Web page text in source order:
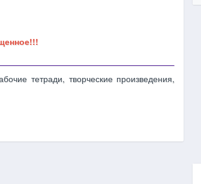
тетради, творческие произведения,